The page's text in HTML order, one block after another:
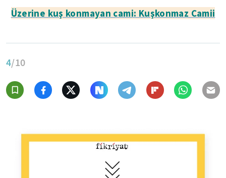
Üzerine kuş konmayan cami: Kuşkonmaz Camii
4/10